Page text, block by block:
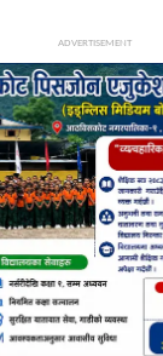
ADVERTISEMENT